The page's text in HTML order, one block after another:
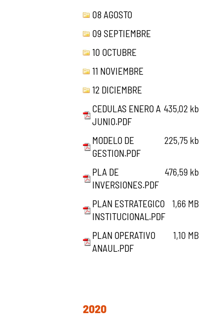
08 AGOSTO
09 SEPTIEMBRE
10 OCTUBRE
11 NOVIEMBRE
12 DICIEMBRE
CEDULAS ENERO A
JUNIO.PDF
435,02 kb
MODELO DE
GESTION.PDF
225,75 kb
PLA DE
INVERSIONES.PDF
476,59 kb
PLAN ESTRATEGICO
INSTITUCIONAL.PDF
1,66 MB
PLAN OPERATIVO
ANAUL.PDF
1,10 MB
2020